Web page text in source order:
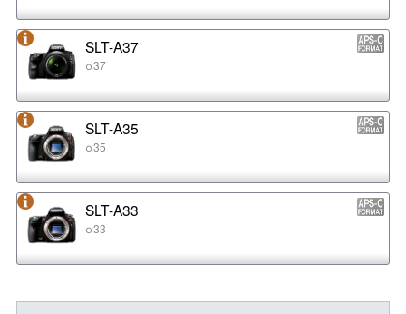
SLT-A37
α37
SLT-A35
α35
SLT-A33
α33